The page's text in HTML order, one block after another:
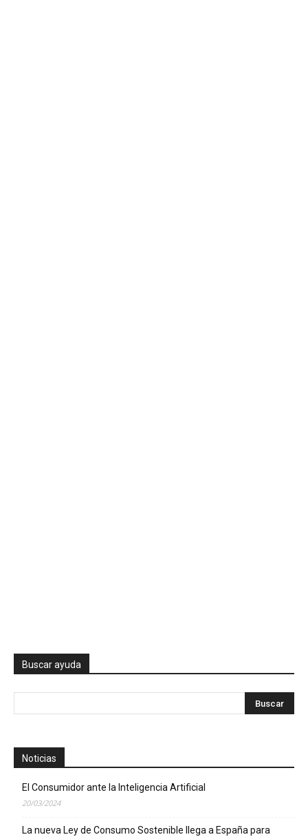
Buscar ayuda
Noticias
El Consumidor ante la Inteligencia Artificial
20/03/2024
La nueva Ley de Consumo Sostenible llega a España para